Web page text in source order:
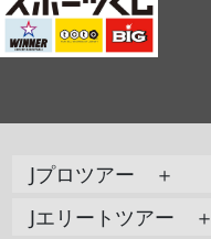
Jプロツアー ＋
Jエリートツアー ＋